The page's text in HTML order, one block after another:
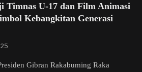
Timnas U-17 dan Film Animasi
Kebangkitan Generasi
Gibran Rakabuming Raka